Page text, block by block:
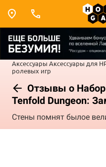
Аксессуары Аксессуары для
ролевых игр
Отзывы о Набор
Tenfold Dungeon:
Стены помнят былое